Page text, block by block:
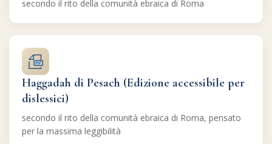
secondo il rito della comunità ebraica di Roma
Haggadah di Pesach (Edizione accessibile per
dislessici)
secondo il rito della comunità ebraica di Roma, pensato
per la massima leggibilità